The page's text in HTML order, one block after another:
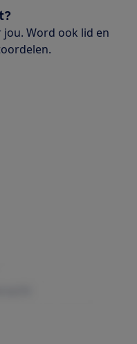
Word ook lid en